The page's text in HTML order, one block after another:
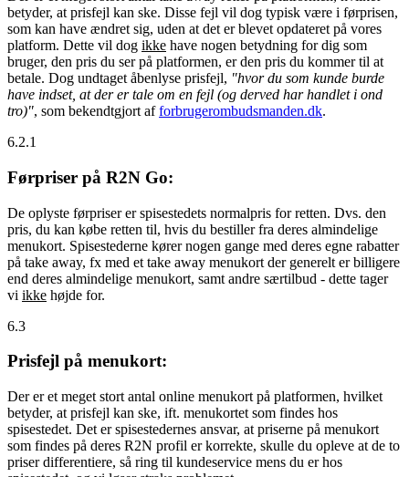
betyder, at prisfejl kan ske. Disse fejl vil dog typisk være i førprisen,
som kan have ændret sig, uden at det er blevet opdateret på vores
platform. Dette vil dog ikke have nogen betydning for dig som
bruger, den pris du ser på platformen, er den pris du kommer til at
betale. Dog undtaget åbenlyse prisfejl, "hvor du som kunde burde
have indset, at der er tale om en fejl (og derved har handlet i ond
tro)", som bekendtgjort afforbrugerombudsmanden.dk.
6.2.1
Førpriser på R2N Go:
De oplyste førpriser er spisestedets normalpris for retten. Dvs. den
pris, du kan købe retten til, hvis du bestiller fra deres almindelige
menukort. Spisestederne kører nogen gange med deres egne rabatter
på take away, fx med et take away menukort der generelt er billigere
end deres almindelige menukort, samt andre særtilbud - dette tager
vi ikke højde for.
6.3
Prisfejl på menukort:
Der er et meget stort antal online menukort på platformen, hvilket
betyder, at prisfejl kan ske, ift. menukortet som findes hos
spisestedet. Det er spisestedernes ansvar, at priserne på menukort
som findes på deres R2N profil er korrekte, skulle du opleve at de to
priser differentiere, så ring til kundeservice mens du er hos